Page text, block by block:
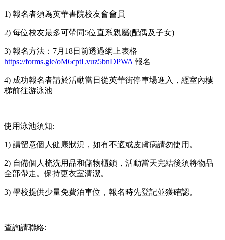
1) 報名者須為英華書院校友會會員
2) 每位校友最多可帶同5位直系親屬(配偶及子女)
3) 報名方法：7月18日前透過網上表格
https://forms.gle/oM6cptLvuz5bnDPWA 報名
4) 成功報名者請於活動當日從英華街停車場進入，經室內樓
梯前往游泳池
使用泳池須知:
1) 請留意個人健康狀況，如有不適或皮膚病請勿使用。
2) 自備個人梳洗用品和儲物櫃鎖，活動當天完結後須將物品
全部帶走。保持更衣室清潔。
3) 學校提供少量免費泊車位，報名時先登記並獲確認。
查詢請聯絡: